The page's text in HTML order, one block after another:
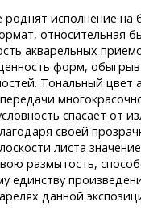
роднят исполнение на
относительная
акварельных
форм,
Тональный цвет
спасает от
своей
листа
размытость,
единству
данной